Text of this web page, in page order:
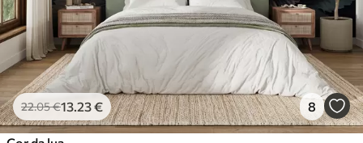
22.05€13 .23€ 8